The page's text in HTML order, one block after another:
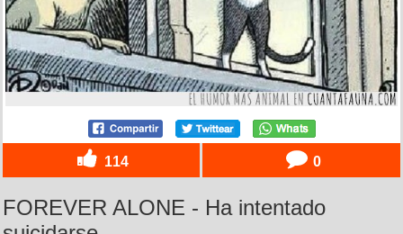
114 0
FOREVER ALONE - Ha intentado